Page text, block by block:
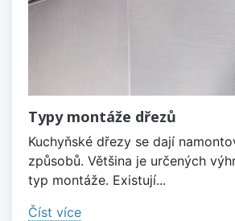
Typy montáže dřezů
Kuchyňské dřezy se dají
způsobů. Většina je určených
typ montáže. Existují...
Číst více